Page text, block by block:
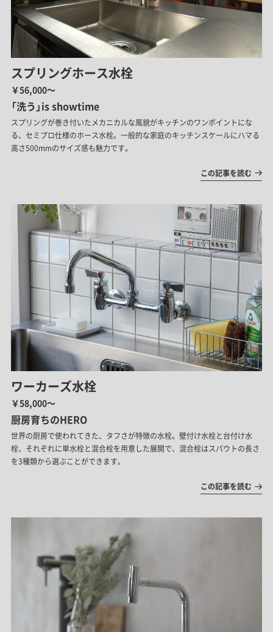
スプリングホース水栓
￥56,000～
「洗う」is showtime
スプリングが巻き付いたメカニカルな風貌がキッチンのワンポイントにな
る、セミプロ仕様のホース水栓。一般的な家庭のキッチンスケールにハマる
高さ500mmのサイズ感も魅力です。
この記事を読む
ワーカーズ水栓
￥58,000～
厨房育ちのHERO
世界の厨房で使われてきた、タフさが特徴の水栓。壁付け水栓と台付け水
栓、それぞれに単水栓と混合栓を用意した展開で、混合栓はスパウトの長さ
を3種類から選ぶことができます。
この記事を読む